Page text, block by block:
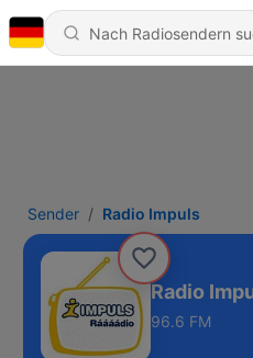
Sender Radio Impuls
Radio
96.6 FM